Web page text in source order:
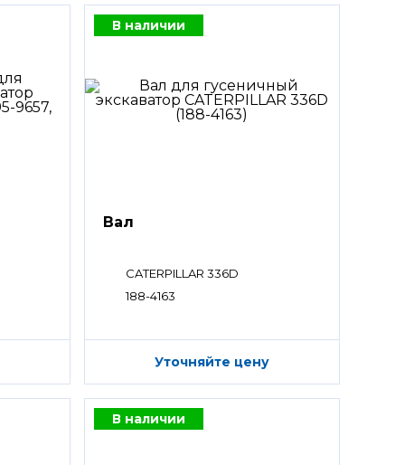
В наличии
Вал
CATERPILLAR 336D
188-4163
Уточняйте цену
В наличии